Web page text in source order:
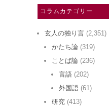
コラムカテゴリー
玄人の独り言 (2,351)
かたち論 (319)
ことば論 (236)
言語 (202)
外国語 (61)
研究 (413)